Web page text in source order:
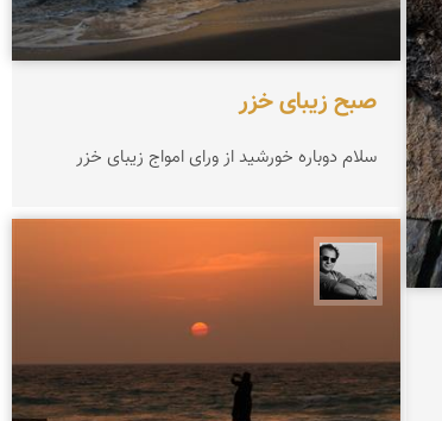
صبح زیبای خزر
سلام دوباره خورشید از ورای امواج زیبای خزر
محمد رزازان